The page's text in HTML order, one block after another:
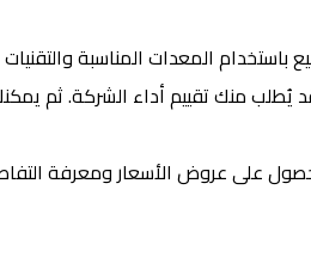
باستخدام المعدات المناسبة
قد يُطلب منك تقييم أداء الشركة. ثم
على عروض الأسعار ومعرفة